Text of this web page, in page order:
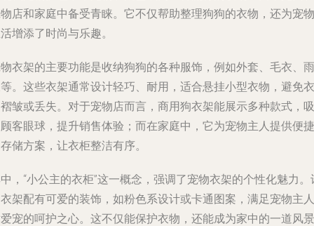
店和家庭中备受青睐。它不仅帮助整理狗狗的衣物，还为宠物
增添了时尚与乐趣。
衣架的主要功能是收纳狗狗的各种服饰，例如外套、毛衣、雨
。这些衣架通常设计轻巧、耐用，适合悬挂小型衣物，避免衣
皱或丢失。对于宠物店而言，商用狗衣架能展示多种款式，吸
客眼球，提升销售体验；而在家庭中，它为宠物主人提供便捷
储方案，让衣柜整洁有序。
，“小公主的衣柜”这一概念，强调了宠物衣架的个性化魅力。
架配有可爱的装饰，如粉色系设计或卡通图案，满足宠物主人
宠的呵护之心。这不仅能保护衣物，还能成为家中的一道风景